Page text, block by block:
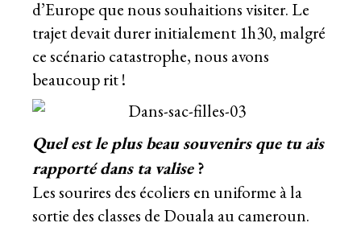
d’Europe que nous souhaitions visiter. Le
trajet devait durer initialement 1h30, malgré
ce scénario catastrophe, nous avons
beaucoup rit !
Quel est le plus beau souvenirs que tu ais
rapporté dans ta valise?
Les sourires des écoliers en uniforme à la
sortie des classes de Douala au cameroun.